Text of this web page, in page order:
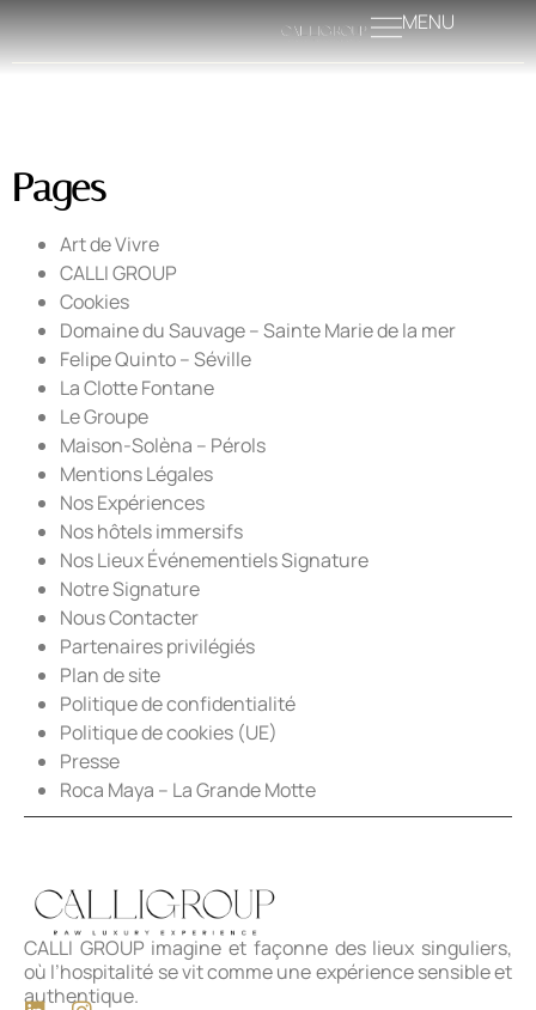
MENU
Pages
Art de Vivre
CALLI GROUP
Cookies
Domaine du Sauvage – Sainte Marie de la mer
Felipe Quinto – Séville
La Clotte Fontane
Le Groupe
Maison-Solèna – Pérols
Mentions Légales
Nos Expériences
Nos hôtels immersifs
Nos Lieux Événementiels Signature
Notre Signature
Nous Contacter
Partenaires privilégiés
Plan de site
Politique de confidentialité
Politique de cookies (UE)
Presse
Roca Maya – La Grande Motte
CALLI GROUP imagine et façonne des lieux singuliers,
où l’hospitalité se vit comme une expérience sensible et
authentique.